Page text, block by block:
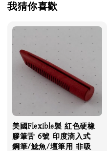
我猜你喜歡
美國Flexible製 紅色硬橡
膠筆舌 6號 印度滴入式
鋼筆/鯰魚/壇筆用 非吸